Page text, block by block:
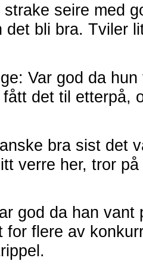
seire med
det bli bra. Tviler
Var god da
det til etterpå,
bra sist det
verre her, tror
god da han vant
for flere av